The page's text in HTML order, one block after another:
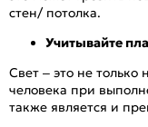
стен/ потолка.
Учитывайте
Свет – это не
человека при
также является и